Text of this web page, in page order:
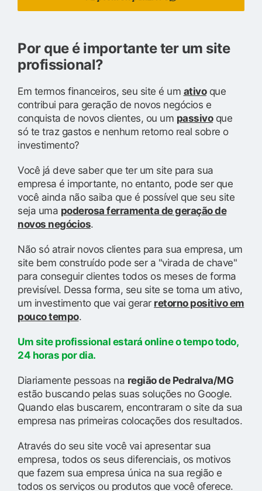
Por que é importante ter um site
profissional?
Em termos financeiros, seu site é um ativoque
contribui para geração de novos negócios e
conquista de novos clientes, ou um passivoque
só te traz gastos e nenhum retorno real sobre o
investimento?
Você já deve saber que ter um site para sua
empresa é importante, no entanto, pode ser que
você ainda não saiba que é possível que seu site
seja uma poderosa ferramenta de geração de
novos negócios.
Não só atrair novos clientes para sua empresa, um
site bem construído pode ser a "virada de chave"
para conseguir clientes todos os meses de forma
previsível. Dessa forma, seu site se torna um ativo,
um investimento que vai gerar retorno positivo em
pouco tempo.
Um site profissional estará online o tempo todo,
24 horas por dia.
Diariamente pessoas na região de Pedralva/MG
estão buscando pelas suas soluções no Google.
Quando elas buscarem, encontraram o site da sua
empresa nas primeiras colocações dos resultados.
Através do seu site você vai apresentar sua
empresa, todos os seus diferenciais, os motivos
que fazem sua empresa única na sua região e
todos os serviços ou produtos que você oferece.